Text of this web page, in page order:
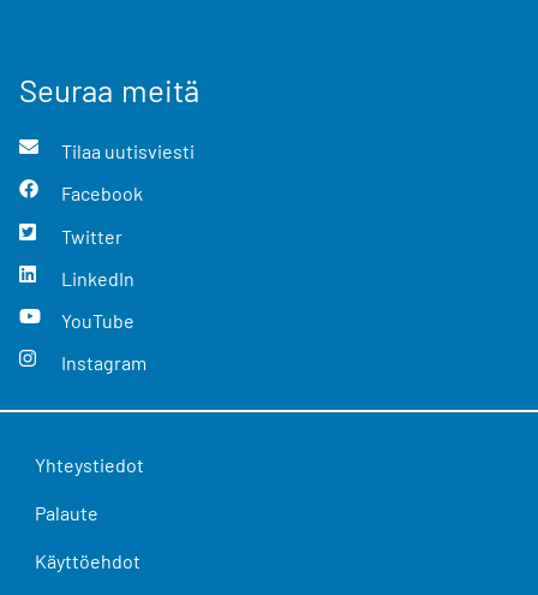
Seuraa meitä
Tilaa uutisviesti
Facebook
Twitter
LinkedIn
YouTube
Instagram
Yhteystiedot
Palaute
Käyttöehdot